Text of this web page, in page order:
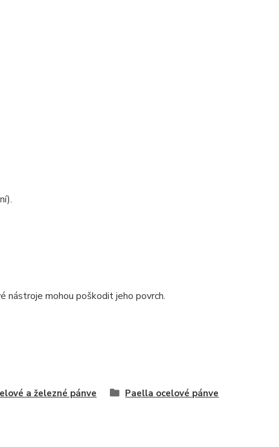
nástroje mohou poškodit jeho povrch.
a železné pánve Paella ocelové pánve